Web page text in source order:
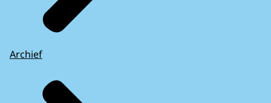
Archief